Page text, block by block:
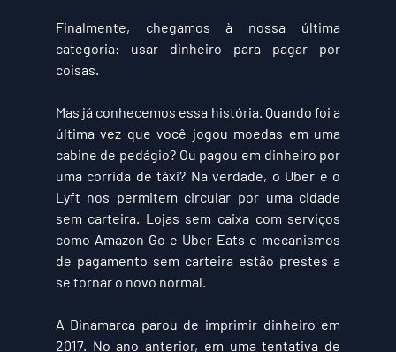
Finalmente, chegamos à nossa última
categoria: usar dinheiro para pagar por
coisas.
Mas já conhecemos essa história. Quando foi a
última vez que você jogou moedas em uma
cabine de pedágio? Ou pagou em dinheiro por
uma corrida de táxi? Na verdade, o Uber e o
Lyft nos permitem circular por uma cidade
sem carteira. Lojas sem caixa com serviços
como Amazon Go e Uber Eats e mecanismos
de pagamento sem carteira estão prestes a
se tornar o novo normal.
A Dinamarca parou de imprimir dinheiro em
2017. No ano anterior, em uma tentativa de